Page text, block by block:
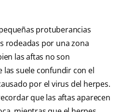
protuberancias
rodeadas por una zona
las aftas no son
las suele confundir con el
por el virus del herpes.
que las aftas aparecen